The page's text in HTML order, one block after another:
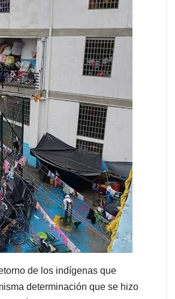
de los indígenas que
determinación que se hizo